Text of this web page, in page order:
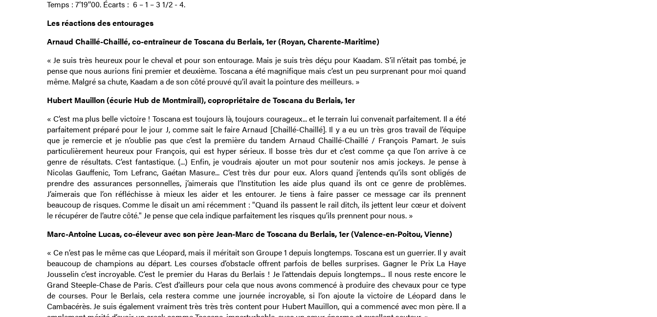
Temps : 7’19’’00. Écarts : 6 – 1 – 3 1/2 - 4.
Les réactions des entourages
Arnaud Chaillé-Chaillé, co-entraîneur de Toscana du Berlais, 1er (Royan, Charente-Maritime)
« Je suis très heureux pour le cheval et pour son entourage. Mais je suis très déçu pour Kaadam. S’il n’était pas tombé, je
pense que nous aurions fini premier et deuxième. Toscana a été magnifique mais c’est un peu surprenant pour moi quand
même. Malgré sa chute, Kaadam a de son côté prouvé qu’il avait la pointure des meilleurs. »
Hubert Mauillon (écurie Hub de Montmirail), copropriétaire de Toscana du Berlais, 1er
« C’est ma plus belle victoire ! Toscana est toujours là, toujours courageux... et le terrain lui convenait parfaitement. Il a été
parfaitement préparé pour le jour J, comme sait le faire Arnaud [Chaillé-Chaillé]. Il y a eu un très gros travail de l’équipe
que je remercie et je n’oublie pas que c’est la première du tandem Arnaud Chaillé-Chaillé / François Pamart. Je suis
particulièrement heureux pour François, qui est hyper sérieux. Il bosse très dur et c’est comme ça que l’on arrive à ce
genre de résultats. C’est fantastique. (...) Enfin, je voudrais ajouter un mot pour soutenir nos amis jockeys. Je pense à
Nicolas Gauffenic, Tom Lefranc, Gaétan Masure... C’est très dur pour eux. Alors quand j’entends qu’ils sont obligés de
prendre des assurances personnelles, j’aimerais que l’Institution les aide plus quand ils ont ce genre de problèmes.
J’aimerais que l’on réfléchisse à mieux les aider et les entourer. Je tiens à faire passer ce message car ils prennent
beaucoup de risques. Comme le disait un ami récemment : "Quand ils passent le rail ditch, ils jettent leur cœur et doivent
le récupérer de l’autre côté." Je pense que cela indique parfaitement les risques qu’ils prennent pour nous. »
Marc-Antoine Lucas, co-éleveur avec son père Jean-Marc de Toscana du Berlais, 1er (Valence-en-Poitou, Vienne)
« Ce n’est pas le même cas que Léopard, mais il méritait son Groupe 1 depuis longtemps. Toscana est un guerrier. Il y avait
beaucoup de champions au départ. Les courses d’obstacle offrent parfois de belles surprises. Gagner le Prix La Haye
Jousselin c’est incroyable. C’est le premier du Haras du Berlais ! Je l’attendais depuis longtemps... Il nous reste encore le
Grand Steeple-Chase de Paris. C’est d’ailleurs pour cela que nous avons commencé à produire des chevaux pour ce type
de courses. Pour le Berlais, cela restera comme une journée incroyable, si l’on ajoute la victoire de Léopard dans le
Cambacérès. Je suis également vraiment très très très content pour Hubert Mauillon, qui a commencé avec mon père. Il a